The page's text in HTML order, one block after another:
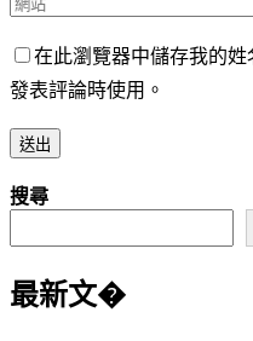
在此瀏覽器中儲存我的
發表評論時使用。
搜尋
最新文�